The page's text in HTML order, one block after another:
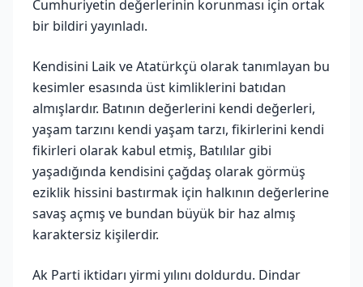
Cumhuriyetin değerlerinin korunması için ortak
bir bildiri yayınladı.
Kendisini Laik ve Atatürkçü olarak tanımlayan bu
kesimler esasında üst kimliklerini batıdan
almışlardır. Batının değerlerini kendi değerleri,
yaşam tarzını kendi yaşam tarzı, fikirlerini kendi
fikirleri olarak kabul etmiş, Batılılar gibi
yaşadığında kendisini çağdaş olarak görmüş
eziklik hissini bastırmak için halkının değerlerine
savaş açmış ve bundan büyük bir haz almış
karaktersiz kişilerdir.
Ak Parti iktidarı yirmi yılını doldurdu. Dindar